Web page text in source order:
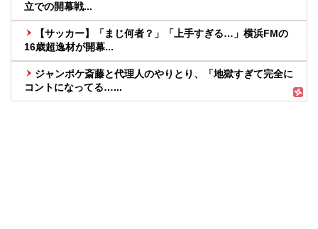
立での開幕戦...
【サッカー】「まじ何者？」「上手すぎる…」横浜FMの
16歳超逸材が開幕...
ジャンポケ斎藤と代理人のやりとり、「地獄すぎて完全に
コントになってる…...